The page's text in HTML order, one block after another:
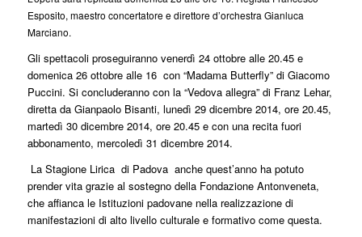
Esposito, maestro concertatore e direttore d’orchestra Gianluca
Marciano.
Gli spettacoli proseguiranno venerdì 24 ottobre alle 20.45 e
domenica 26 ottobre alle 16 con “Madama Butterfly” di Giacomo
Puccini. Si concluderanno con la “Vedova allegra” di Franz Lehar,
diretta da Gianpaolo Bisanti, lunedì 29 dicembre 2014, ore 20.45,
martedì 30 dicembre 2014, ore 20.45 e con una recita fuori
abbonamento, mercoledì 31 dicembre 2014.
La Stagione Lirica di Padova anche quest’anno ha potuto
prender vita grazie al sostegno della Fondazione Antonveneta,
che affianca le Istituzioni padovane nella realizzazione di
manifestazioni di alto livello culturale e formativo come questa.